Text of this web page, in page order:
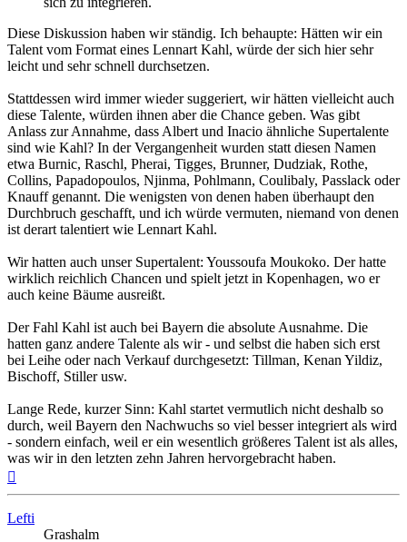
Diese Diskussion haben wir ständig. Ich behaupte: Hätten wir ein
Talent vom Format eines Lennart Kahl, würde der sich hier sehr
leicht und sehr schnell durchsetzen.
Stattdessen wird immer wieder suggeriert, wir hätten vielleicht auch
diese Talente, würden ihnen aber die Chance geben. Was gibt
Anlass zur Annahme, dass Albert und Inacio ähnliche Supertalente
sind wie Kahl? In der Vergangenheit wurden statt diesen Namen
etwa Burnic, Raschl, Pherai, Tigges, Brunner, Dudziak, Rothe,
Collins, Papadopoulos, Njinma, Pohlmann, Coulibaly, Passlack oder
Knauff genannt. Die wenigsten von denen haben überhaupt den
Durchbruch geschafft, und ich würde vermuten, niemand von denen
ist derart talentiert wie Lennart Kahl.
Wir hatten auch unser Supertalent: Youssoufa Moukoko. Der hatte
wirklich reichlich Chancen und spielt jetzt in Kopenhagen, wo er
auch keine Bäume ausreißt.
Der Fahl Kahl ist auch bei Bayern die absolute Ausnahme. Die
hatten ganz andere Talente als wir - und selbst die haben sich erst
bei Leihe oder nach Verkauf durchgesetzt: Tillman, Kenan Yildiz,
Bischoff, Stiller usw.
Lange Rede, kurzer Sinn: Kahl startet vermutlich nicht deshalb so
durch, weil Bayern den Nachwuchs so viel besser integriert als wird
- sondern einfach, weil er ein wesentlich größeres Talent ist als alles,
was wir in den letzten zehn Jahren hervorgebracht haben.
Lefti
Grashalm